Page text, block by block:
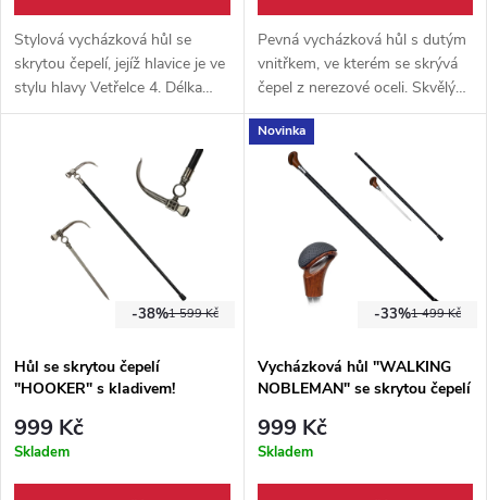
Stylová vycházková hůl se
skrytou čepelí, jejíž hlavice je ve
stylu hlavy Vetřelce 4. Délka
hole je 93 cm a na konci má
Pevná vycházková hůl s dutým
vnitřkem, ve kterém se skrývá
čepel z nerezové oceli. Skvělý
doplněk pro správného
Gentlemana.
1 599 Kč
-38%
Hůl se skrytou čepelí
"HOOKER" s kladivem!
999 Kč
Skladem
Novinka
1 499 Kč
-33%
Vycházková hůl "WALKING
NOBLEMAN" se skrytou čepelí
999 Kč
Skladem